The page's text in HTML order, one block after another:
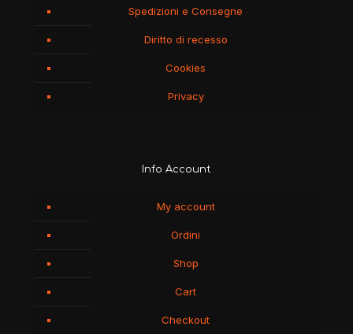
Spedizioni e Consegne
Diritto di recesso
Cookies
Privacy
Info Account
My account
Ordini
Shop
Cart
Checkout